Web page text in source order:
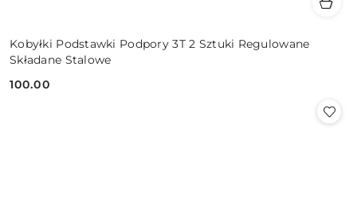
Kobyłki Podstawki Podpory 3T 2 Sztuki Regulowane
Składane Stalowe
Cena:
100.00